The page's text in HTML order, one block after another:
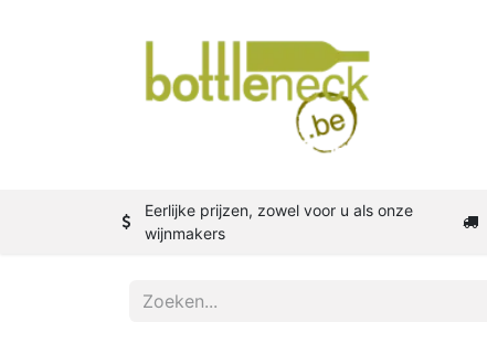
Eerlijke prijzen, zowel voor u als onze
wijnmakers